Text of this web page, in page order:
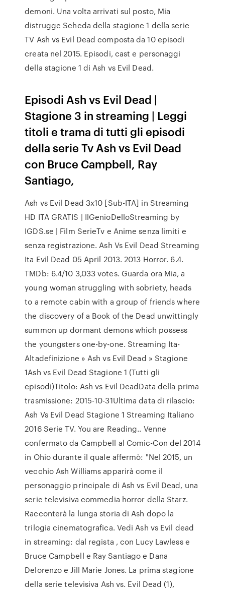
demoni. Una volta arrivati sul posto, Mia
distrugge Scheda della stagione 1 della serie
TV Ash vs Evil Dead composta da 10 episodi
creata nel 2015. Episodi, cast e personaggi
della stagione 1 di Ash vs Evil Dead.
Episodi Ash vs Evil Dead |
Stagione 3 in streaming | Leggi
titoli e trama di tutti gli episodi
della serie Tv Ash vs Evil Dead
con Bruce Campbell, Ray
Santiago,
Ash vs Evil Dead 3x10 [Sub-ITA] in Streaming
HD ITA GRATIS | IlGenioDelloStreaming by
IGDS.se | Film SerieTv e Anime senza limiti e
senza registrazione. Ash Vs Evil Dead Streaming
Ita Evil Dead 05 April 2013. 2013 Horror. 6.4.
TMDb: 6.4/10 3,033 votes. Guarda ora Mia, a
young woman struggling with sobriety, heads
to a remote cabin with a group of friends where
the discovery of a Book of the Dead unwittingly
summon up dormant demons which possess
the youngsters one-by-one. Streaming Ita-
Altadefinizione » Ash vs Evil Dead » Stagione
1Ash vs Evil Dead Stagione 1 (Tutti gli
episodi)Titolo: Ash vs Evil DeadData della prima
trasmissione: 2015-10-31Ultima data di rilascio:
Ash Vs Evil Dead Stagione 1 Streaming Italiano
2016 Serie TV. You are Reading.. Venne
confermato da Campbell al Comic-Con del 2014
in Ohio durante il quale affermò: "Nel 2015, un
vecchio Ash Williams apparirà come il
personaggio principale di Ash vs Evil Dead, una
serie televisiva commedia horror della Starz.
Racconterà la lunga storia di Ash dopo la
trilogia cinematografica. Vedi Ash vs Evil dead
in streaming: dal regista , con Lucy Lawless e
Bruce Campbell e Ray Santiago e Dana
Delorenzo e Jill Marie Jones. La prima stagione
della serie televisiva Ash vs. Evil Dead (1),